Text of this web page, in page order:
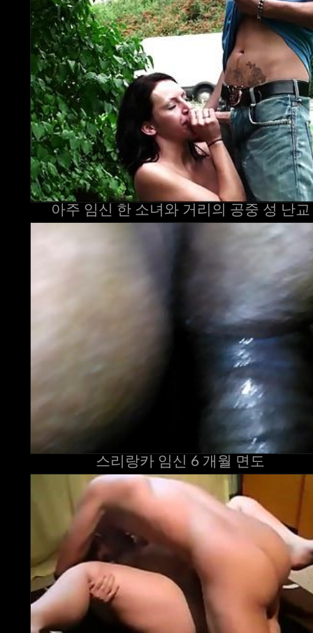
아주 임신 한 소녀와 거리의 공중 성 난교
스리랑카 임신 6 개월 면도